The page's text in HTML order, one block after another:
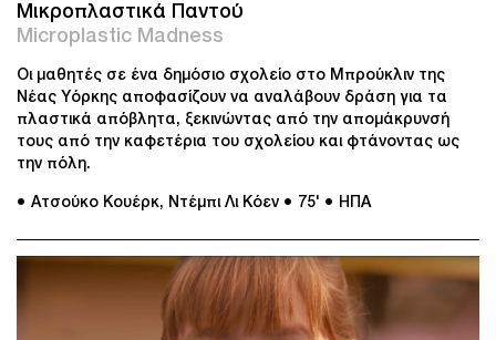
Μικροπλαστικά Παντού
Microplastic Madness
Οι μαθητές σε ένα δημόσιο σχολείο στο Μπρούκλιν της
Νέας Υόρκης αποφασίζουν να αναλάβουν δράση για τα
πλαστικά απόβλητα, ξεκινώντας από την απομάκρυνσή
τους από την καφετέρια του σχολείου και φτάνοντας ως
την πόλη.
● Ατσούκο Κουέρκ, Ντέμπι Λι Κόεν ● 75' ● ΗΠΑ